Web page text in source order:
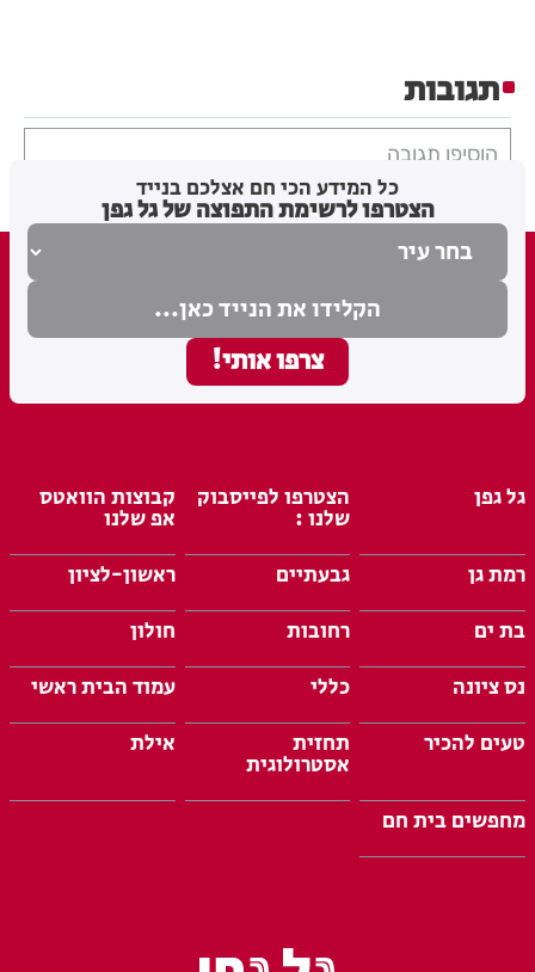
תגובות
הוסיפו תגובה
כל המידע הכי חם אצלכם בנייד
הצטרפו לרשימת התפוצה של גל גפן
גל גפן הצטרפו לפייסבוק
שלנו :
קבוצות הוואטס
אפ שלנו
רמת גן
גבעתיים
ראשון-לציון
בת ים
רחובות
חולון
נס ציונה
כללי
עמוד הבית ראשי
טעים להכיר
תחזית
אסטרולוגית
אילת
מחפשים בית חם